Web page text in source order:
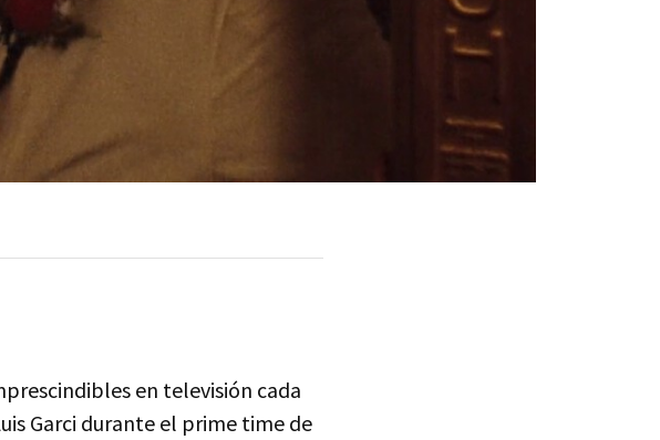
en televisión cada
Garci durante el prime time de